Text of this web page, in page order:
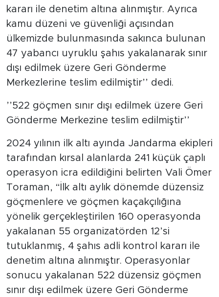
kararı ile denetim altına alınmıştır. Ayrıca
kamu düzeni ve güvenliği açısından
ülkemizde bulunmasında sakınca bulunan
47 yabancı uyruklu şahıs yakalanarak sınır
dışı edilmek üzere Geri Gönderme
Merkezlerine teslim edilmiştir’’ dedi.
’’522 göçmen sınır dışı edilmek üzere Geri
Gönderme Merkezine teslim edilmiştir’’
2024 yılının ilk altı ayında Jandarma ekipleri
tarafından kırsal alanlarda 241 küçük çaplı
operasyon icra edildiğini belirten Vali Ömer
Toraman, “İlk altı aylık dönemde düzensiz
göçmenlere ve göçmen kaçakçılığına
yönelik gerçekleştirilen 160 operasyonda
yakalanan 55 organizatörden 12’si
tutuklanmış, 4 şahıs adli kontrol kararı ile
denetim altına alınmıştır. Operasyonlar
sonucu yakalanan 522 düzensiz göçmen
sınır dışı edilmek üzere Geri Gönderme